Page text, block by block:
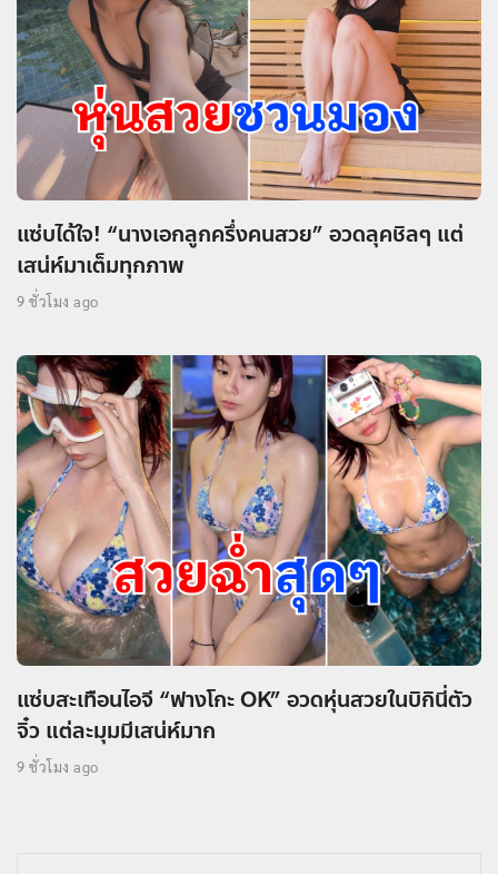
แซ่บได้ใจ! “นางเอกลูกครึ่งคนสวย” อวดลุคชิลๆ แต่
เสน่ห์มาเต็มทุกภาพ
9 ชั่วโมง ago
แซ่บสะเทือนไอจี “ฟางโกะ OK” อวดหุ่นสวยในบิกินี่ตัว
จิ๋ว แต่ละมุมมีเสน่ห์มาก
9 ชั่วโมง ago